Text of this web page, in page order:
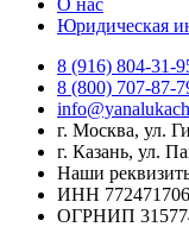
О нас
Юридическая
8 (916) 804-31-
8 (800) 707-87-
г. Москва, ул.
г. Казань, ул.
Наши
ИНН
ОГРНИП